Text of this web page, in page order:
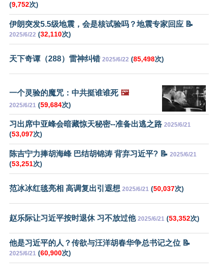
(9,752次)
伊朗突发5.5级地震，会是核试验吗？地震专家回应 📝
2025/6/22 (32,110次)
天下奇谭（288）雷神纠错 2025/6/22 (85,498次)
一个灵验的魔咒：中共挺谁谁死 🖼️
2025/6/21 (59,684次)
习出席中亚峰会暗藏惊天秘密--准备出逃之路 2025/6/21
(53,097次)
陈吉宁力捧胡海峰 巴结胡锦涛 背弃习近平? 📝 2025/6/21
(53,251次)
范冰冰红毯亮相 高调复出引遐想 2025/6/21 (50,037次)
赵乐际让习近平按时退休 习不放过他 2025/6/21 (53,352次)
他是习近平的人？传欲与汪洋胡春华争总书记之位 📝
2025/6/21 (60,900次)